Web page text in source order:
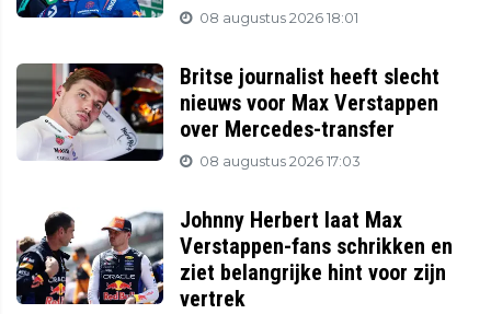
08 augustus 2026 18:01
Britse journalist heeft slecht
nieuws voor Max Verstappen
over Mercedes-transfer
08 augustus 2026 17:03
Johnny Herbert laat Max
Verstappen-fans schrikken en
ziet belangrijke hint voor zijn
vertrek